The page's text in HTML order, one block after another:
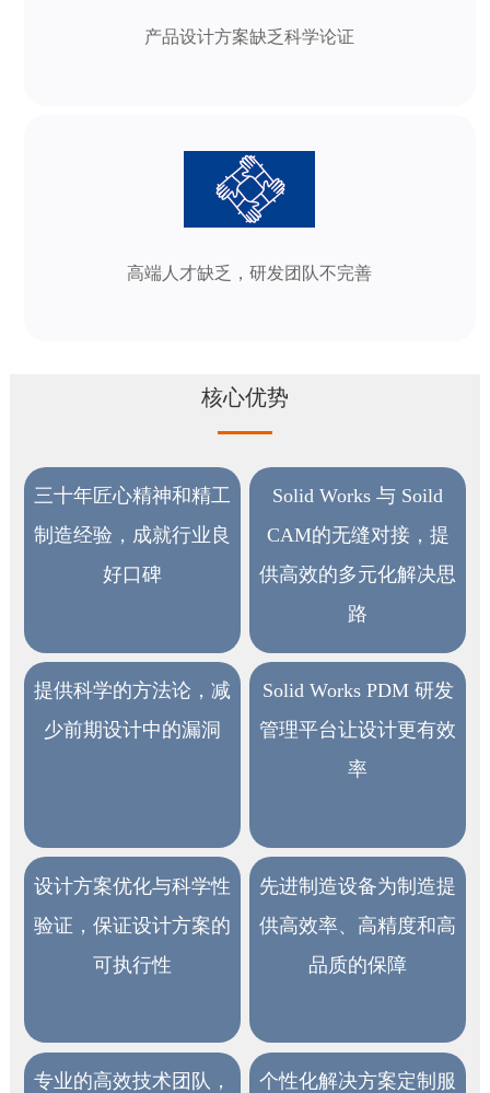
产品设计方案缺乏科学论证
高端人才缺乏，研发团队不完善
核心优势
三十年匠心精神和精工
制造经验，成就行业良
好口碑
Solid Works 与 Soild
CAM的无缝对接，提
供高效的多元化解决思
路
提供科学的方法论，减
少前期设计中的漏洞
Solid Works PDM 研发
管理平台让设计更有效
率
设计方案优化与科学性
验证，保证设计方案的
可执行性
先进制造设备为制造提
供高效率、高精度和高
品质的保障
专业的高效技术团队，
个性化解决方案定制服